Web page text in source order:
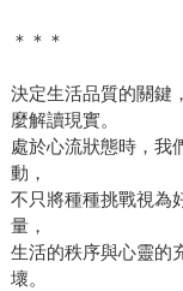
＊＊＊
決定生活品質的關鍵
麼解讀現實。
處於心流狀態時，我
動，
不只將種種挑戰視為
量，
生活的秩序與心靈的
壞。